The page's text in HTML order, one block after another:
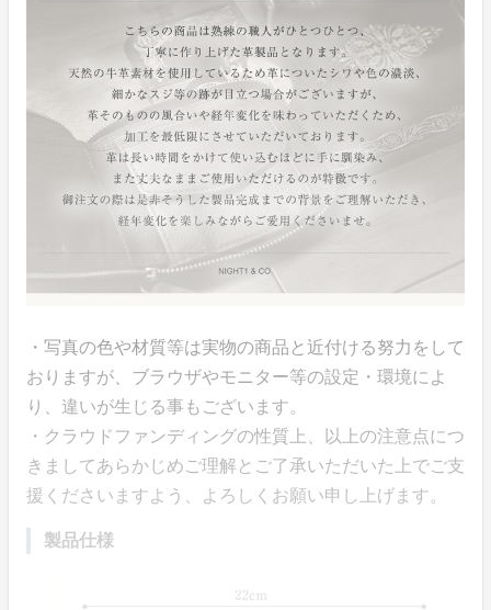
・写真の色や材質等は実物の商品と近付ける努力をして
おりますが、ブラウザやモニター等の設定・環境によ
り、違いが生じる事もございます。
・クラウドファンディングの性質上、以上の注意点につ
きましてあらかじめご理解とご了承いただいた上でご支
援くださいますよう、よろしくお願い申し上げます。
製品仕様